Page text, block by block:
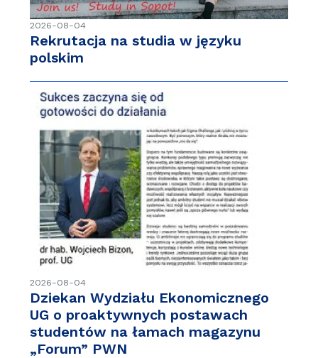
2026-08-04
Rekrutacja na studia w języku
polskim
2026-08-04
Dziekan Wydziału Ekonomicznego
UG o proaktywnych postawach
studentów na łamach magazynu
„Forum” PWN